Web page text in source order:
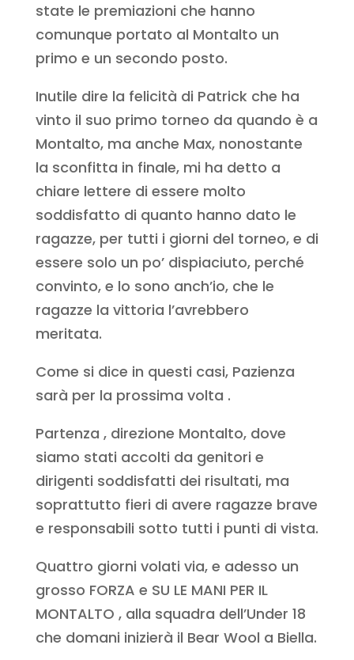
state le premiazioni che hanno
comunque portato al Montalto un
primo e un secondo posto.
Inutile dire la felicità di Patrick che ha
vinto il suo primo torneo da quando è a
Montalto, ma anche Max, nonostante
la sconfitta in finale, mi ha detto a
chiare lettere di essere molto
soddisfatto di quanto hanno dato le
ragazze, per tutti i giorni del torneo, e di
essere solo un po’ dispiaciuto, perché
convinto, e lo sono anch’io, che le
ragazze la vittoria l’avrebbero
meritata.
Come si dice in questi casi, Pazienza
sarà per la prossima volta .
Partenza , direzione Montalto, dove
siamo stati accolti da genitori e
dirigenti soddisfatti dei risultati, ma
soprattutto fieri di avere ragazze brave
e responsabili sotto tutti i punti di vista.
Quattro giorni volati via, e adesso un
grosso FORZA e SU LE MANI PER IL
MONTALTO , alla squadra dell’Under 18
che domani inizierà il Bear Wool a Biella.